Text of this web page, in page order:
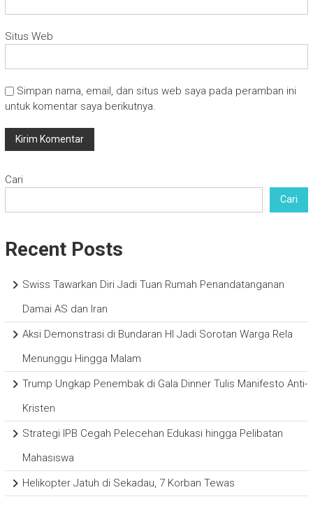
Situs Web
Simpan nama, email, dan situs web saya pada peramban ini
untuk komentar saya berikutnya.
Cari
Cari
Recent Posts
Swiss Tawarkan Diri Jadi Tuan Rumah Penandatanganan
Damai AS dan Iran
Aksi Demonstrasi di Bundaran HI Jadi Sorotan Warga Rela
Menunggu Hingga Malam
Trump Ungkap Penembak di Gala Dinner Tulis Manifesto Anti-
Kristen
Strategi IPB Cegah Pelecehan Edukasi hingga Pelibatan
Mahasiswa
Helikopter Jatuh di Sekadau, 7 Korban Tewas